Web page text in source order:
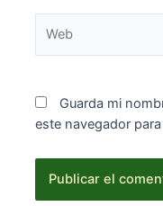
Guarda mi
este navegador